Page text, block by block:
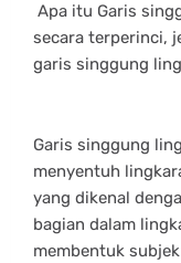
Apa itu Garis
secara terperinci,
garis singgung
Garis singgung
menyentuh
yang dikenal
bagian dalam
membentuk